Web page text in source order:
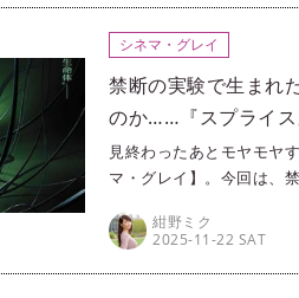
のSF映画を3本ご紹介し
っています。ノーヒント
禁断の実験で生まれ
のか……『スプライス
見終わったあとモヤモヤ
マ・グレイ】。今回は、
紺野ミク
2025-11-22 SAT
シネマ・グレイ